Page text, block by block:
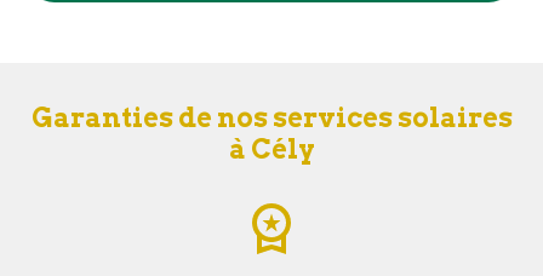
Garanties de nos services solaires
à Cély